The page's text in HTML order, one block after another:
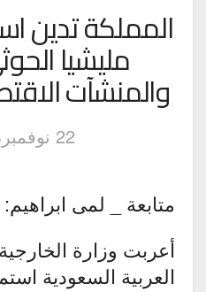
المملكة تدين
مليشيا
والمنشآت
22 نوفمبر، 2022
متابعة _ لمى ابراهيم:
أعربت وزارة
العربية السعودية